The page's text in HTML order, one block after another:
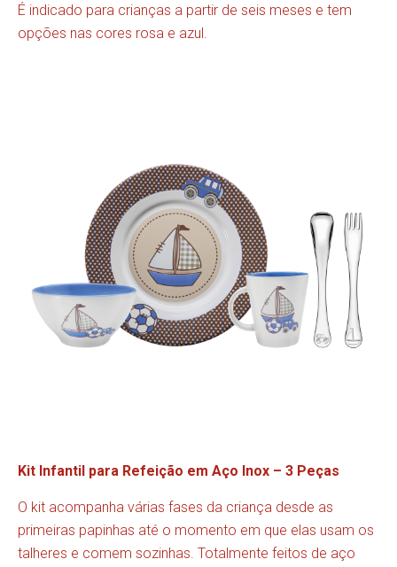
É indicado para crianças a partir de seis meses e tem
opções nas cores rosa e azul.
Kit Infantil para Refeição em Aço Inox – 3 Peças
O kit acompanha várias fases da criança desde as
primeiras papinhas até o momento em que elas usam os
talheres e comem sozinhas. Totalmente feitos de aço